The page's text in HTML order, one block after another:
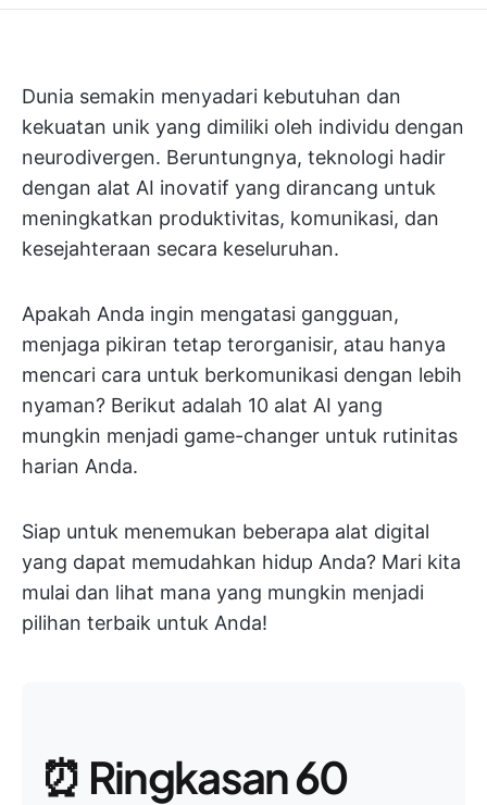
Dunia semakin menyadari kebutuhan dan
kekuatan unik yang dimiliki oleh individu dengan
neurodivergen. Beruntungnya, teknologi hadir
dengan alat AI inovatif yang dirancang untuk
meningkatkan produktivitas, komunikasi, dan
kesejahteraan secara keseluruhan.
Apakah Anda ingin mengatasi gangguan,
menjaga pikiran tetap terorganisir, atau hanya
mencari cara untuk berkomunikasi dengan lebih
nyaman? Berikut adalah 10 alat AI yang
mungkin menjadi game-changer untuk rutinitas
harian Anda.
Siap untuk menemukan beberapa alat digital
yang dapat memudahkan hidup Anda? Mari kita
mulai dan lihat mana yang mungkin menjadi
pilihan terbaik untuk Anda!
⏰ Ringkasan 60